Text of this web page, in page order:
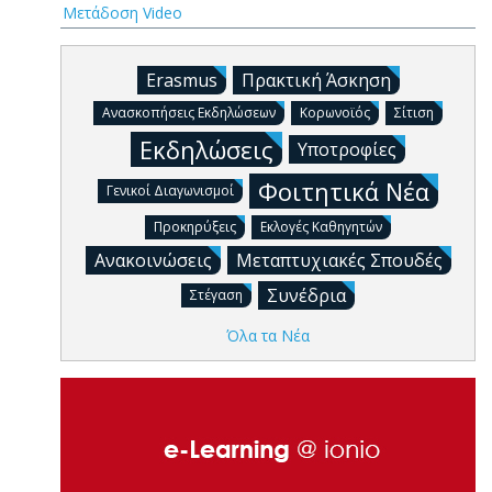
Μετάδοση Video
Erasmus Πρακτική Άσκηση
Ανασκοπήσεις Εκδηλώσεων Κορωνοϊός Σίτιση
Εκδηλώσεις Υποτροφίες
Γενικοί Διαγωνισμοί Φοιτητικά Νέα
Προκηρύξεις Εκλογές Καθηγητών
Ανακοινώσεις Μεταπτυχιακές Σπουδές
Στέγαση Συνέδρια
Όλα τα Νέα